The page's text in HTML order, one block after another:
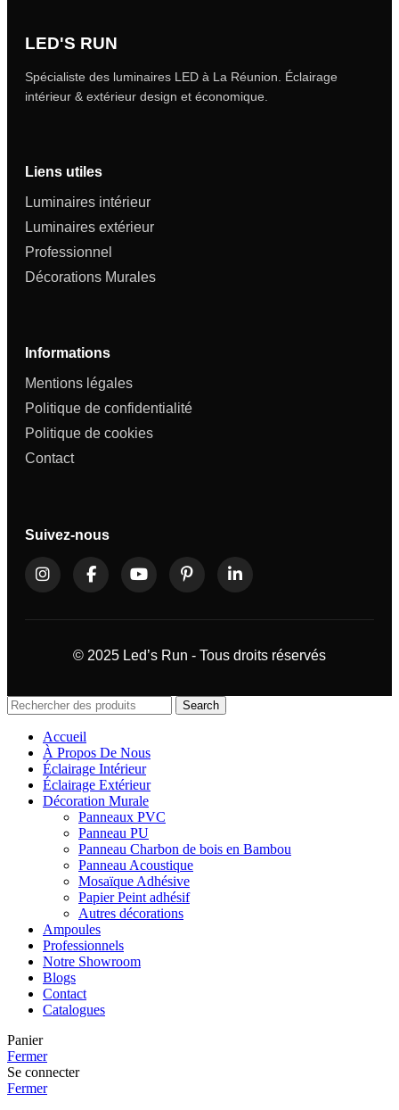
LED'S RUN
Spécialiste des luminaires LED à La Réunion. Éclairage
intérieur & extérieur design et économique.
Liens utiles
Luminaires intérieur
Luminaires extérieur
Professionnel
Décorations Murales
Informations
Mentions légales
Politique de confidentialité
Politique de cookies
Contact
Suivez-nous
© 2025 Led’s Run - Tous droits réservés
Search
Accueil
À Propos De Nous
Éclairage Intérieur
Éclairage Extérieur
Décoration Murale
Panneaux PVC
Panneau PU
Panneau Charbon de bois en Bambou
Panneau Acoustique
Mosaïque Adhésive
Papier Peint adhésif
Autres décorations
Ampoules
Professionnels
Notre Showroom
Blogs
Contact
Catalogues
Panier
Fermer
Se connecter
Fermer